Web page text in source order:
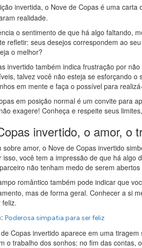
invertida, o Nove de Copas é uma carta
realidade.
o sentimento de que há algo faltando,
refletir: seus desejos correspondem ao
o melhor?
invertido também indica frustração por
talvez você não esteja se esforçando
em mente e faça o possível para
em posição normal é um convite para
exagere! Conheça e respeite seus
invertido, o amor, o
sobre amor, o Nove de Copas invertido
isso, você tem a impressão de que há algo
não tenham medo de serem
romântico também pode indicar que
mas de forma geral. Conhecer a si
feliz.
Poderosa simpatia para ser feliz
Copas invertido aparece em uma
o trabalho dos sonhos: no fim das contas,